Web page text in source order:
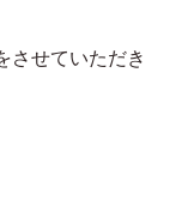
させていただき